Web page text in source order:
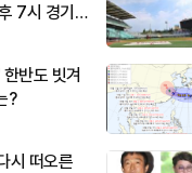
7시 경기
반도 빗겨
?
시 떠오른